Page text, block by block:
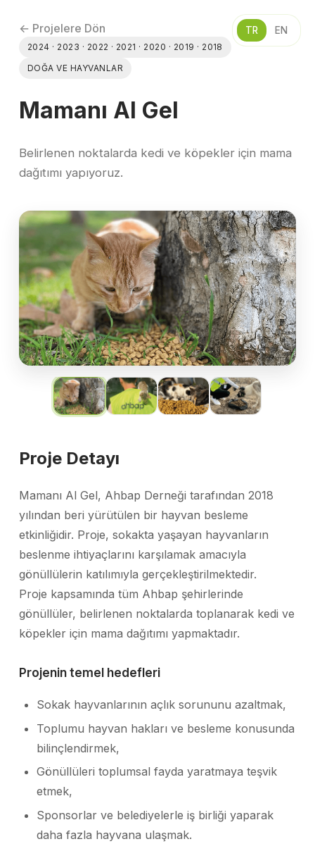
TR EN
← Projelere Dön
2024 · 2023 · 2022 · 2021 · 2020 · 2019 · 2018
DOĞA VE HAYVANLAR
Mamanı Al Gel
Belirlenen noktalarda kedi ve köpekler için mama
dağıtımı yapıyoruz.
Proje Detayı
Mamanı Al Gel, Ahbap Derneği tarafından 2018
yılından beri yürütülen bir hayvan besleme
etkinliğidir. Proje, sokakta yaşayan hayvanların
beslenme ihtiyaçlarını karşılamak amacıyla
gönüllülerin katılımıyla gerçekleştirilmektedir.
Proje kapsamında tüm Ahbap şehirlerinde
gönüllüler, belirlenen noktalarda toplanarak kedi ve
köpekler için mama dağıtımı yapmaktadır.
Projenin temel hedefleri
Sokak hayvanlarının açlık sorununu azaltmak,
Toplumu hayvan hakları ve besleme konusunda
bilinçlendirmek,
Gönüllüleri toplumsal fayda yaratmaya teşvik
etmek,
Sponsorlar ve belediyelerle iş birliği yaparak
daha fazla hayvana ulaşmak.